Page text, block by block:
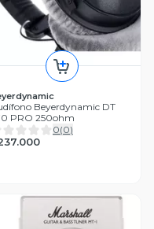
Beyerdynamic DT
PRO 250ohm
0(0)